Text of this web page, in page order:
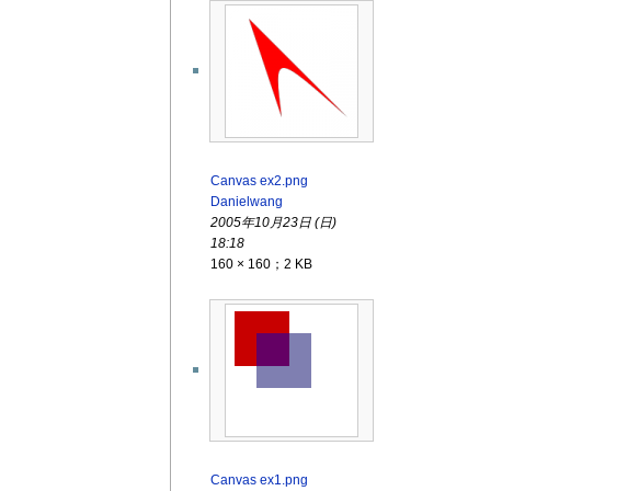
Canvas ex2.png
Danielwang
2005年10月23日 (日)
18:18
160 × 160；2 KB
Canvas ex1.png